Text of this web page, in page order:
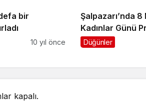
bir
10 yıl önce
Şalpazarı’nda
Kadınlar Günü
Düğünler
kapalı.